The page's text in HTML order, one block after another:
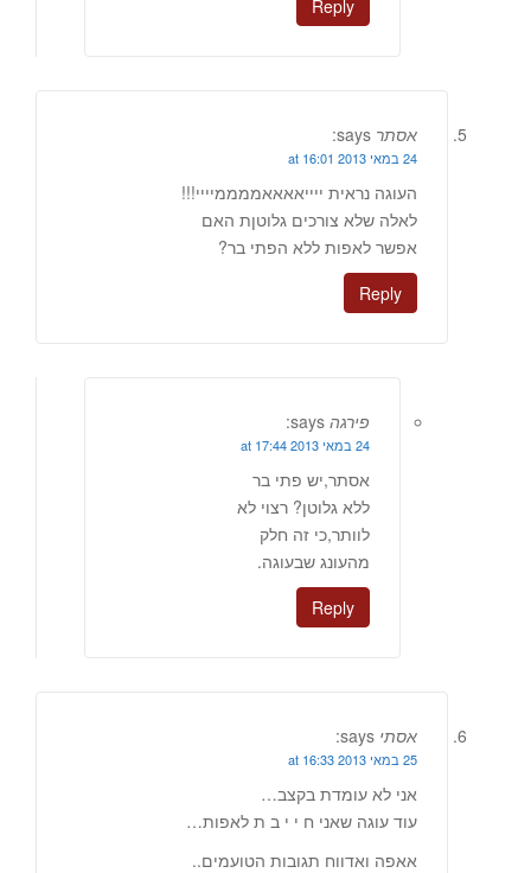
Reply
אסתר says:
24 במאי 2013 at 16:01
העוגה נראית ייייאאאאממממיייי!!!
לאלה שלא צורכים גלוטןת האם
אפשר לאפות ללא הפתי בר?
Reply
פירגה says:
24 במאי 2013 at 17:44
אסתר,יש פתי בר
ללא גלוטן? רצוי לא
לוותר,כי זה חלק
מהעונג שבעוגה.
Reply
אסתי says:
25 במאי 2013 at 16:33
אני לא עומדת בקצב…
עוד עוגה שאני ח י י ב ת לאפות…
אאפה ואדווח תגובות הטועמים..